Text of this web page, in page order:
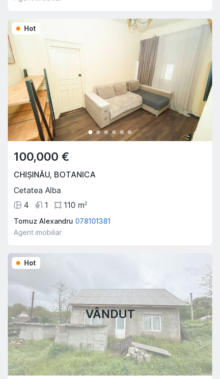
Hot
100,000 €
CHIȘINĂU, BOTANICA
Cetatea Alba
4
1 110 m2
Tomuz Alexandru 078101381
Agent imobiliar
VÂNDUT
Hot